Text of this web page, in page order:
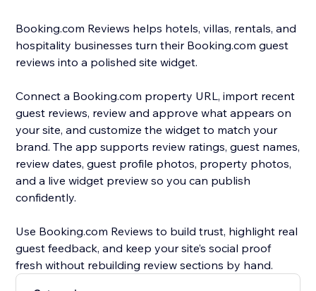
Booking.com Reviews helps hotels, villas, rentals, and
hospitality businesses turn their Booking.com guest
reviews into a polished site widget.
Connect a Booking.com property URL, import recent
guest reviews, review and approve what appears on
your site, and customize the widget to match your
brand. The app supports review ratings, guest names,
review dates, guest profile photos, property photos,
and a live widget preview so you can publish
confidently.
Use Booking.com Reviews to build trust, highlight real
guest feedback, and keep your site’s social proof
fresh without rebuilding review sections by hand.